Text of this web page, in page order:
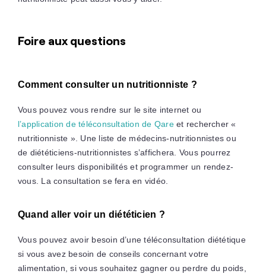
Foire aux questions
Comment consulter un nutritionniste ?
Vous pouvez vous rendre sur le site internet ou
l’application de téléconsultation de Qareet rechercher «
nutritionniste ». Une liste de médecins-nutritionnistes ou
de diététiciens-nutritionnistes s’affichera. Vous pourrez
consulter leurs disponibilités et programmer un rendez-
vous. La consultation se fera en vidéo.
Quand aller voir un diététicien ?
Vous pouvez avoir besoin d’une téléconsultation diététique
si vous avez besoin de conseils concernant votre
alimentation, si vous souhaitez gagner ou perdre du poids,